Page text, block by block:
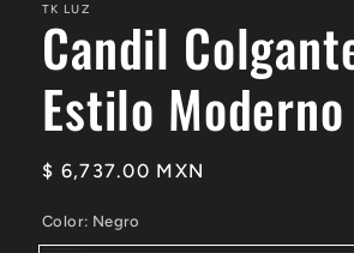
ventana
modal
TK LUZ
Candil
Estilo
Precio
$ 6,737.00 MXN
Color: Negro